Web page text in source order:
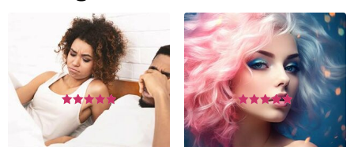
Bewertet
mit
5.00
von 5
Bewertet